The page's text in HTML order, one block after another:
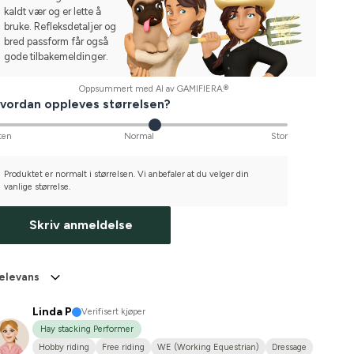
kaldt vær og er lette å
bruke. Refleksdetaljer og
bred passform får også
gode tilbakemeldinger.
Oppsummert med AI av GAMIFIERA.®
oppleves størrelsen?
Normal Stor
Produktet er normalt i størrelsen. Vi anbefaler at du velger din
vanlige størrelse.
Skriv anmeldelse
Linda P
Verifisert kjøper
Hay stacking Performer
Hobby riding
Free riding WE (Working Equestrian)
Dressage